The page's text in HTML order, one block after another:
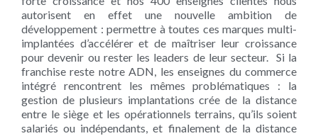
autorisent en effet une nouvelle ambition de
développement : permettre à toutes ces marques multi-
implantées d’accélérer et de maîtriser leur croissance
pour devenir ou rester les leaders de leur secteur. Si la
franchise reste notre ADN, les enseignes du commerce
intégré rencontrent les mêmes problématiques : la
gestion de plusieurs implantations crée de la distance
entre le siège et les opérationnels terrains, qu’ils soient
salariés ou indépendants, et finalement de la distance